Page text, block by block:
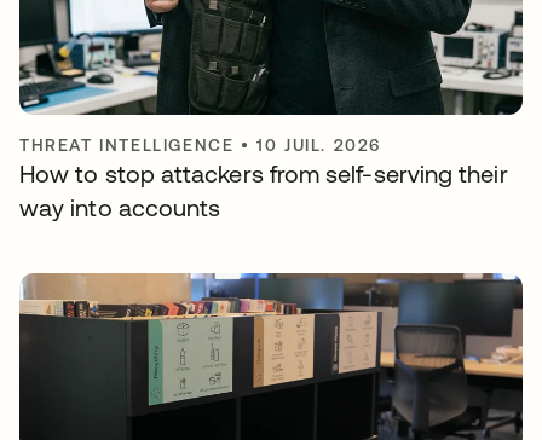
THREAT INTELLIGENCE •10 JUIL. 2026
How to stop attackers from self-serving their
way into accounts